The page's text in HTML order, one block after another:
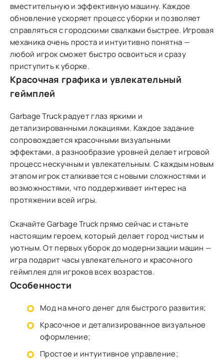
вместительную и эффективную машину. Каждое
обновление ускоряет процесс уборки и позволяет
справляться с городскими свалками быстрее. Игровая
механика очень проста и интуитивно понятна —
любой игрок сможет быстро освоиться и сразу
приступить к уборке.
Красочная графика и увлекательный
геймплей
Garbage Truck радует глаз яркими и
детализированными локациями. Каждое задание
сопровождается красочными визуальными
эффектами, а разнообразие уровней делает игровой
процесс нескучным и увлекательным. С каждым новым
этапом игрок сталкивается с новыми сложностями и
возможностями, что поддерживает интерес на
протяжении всей игры.
Скачайте Garbage Truck прямо сейчас и станьте
настоящим героем, который делает город чистым и
уютным. От первых уборок до модернизации машин —
игра подарит часы увлекательного и красочного
геймплея для игроков всех возрастов.
Особенности
Мод на много денег для быстрого развития;
Красочное и детализированное визуальное
оформление;
Простое и интуитивное управление;